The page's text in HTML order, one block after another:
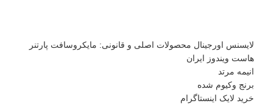
لایسنس اورجینال محصولات اصلی و قانونی: مایکروسافت پارتنر
هاست ویندوز ایران
انیمه مرتد
برنج وکیوم شده
خرید لایک اینستاگرام